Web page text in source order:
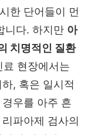
한 단어들이 먼
니다. 하지만 아
치명적인 질환
료 현장에서는
, 혹은 일시적
우를 아주 흔
파아제 검사의